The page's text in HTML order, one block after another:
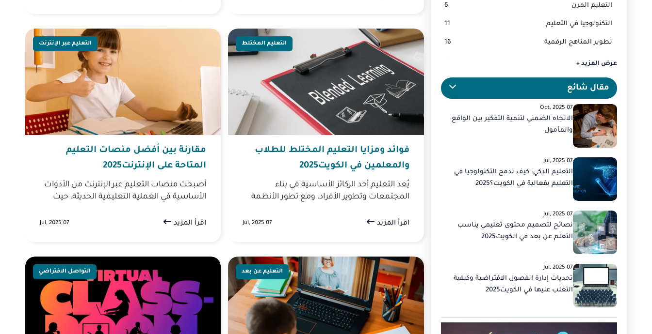
التعليم المرن 6
التكنولوجيا في التعليم 11
تطوير المناهج الرقمية 16
التعليم الذكي
التعليم الشخصي 3
التعليم المتزامن 4
التعليم المختلط
التعلم غير المتزامن
التفاعل في التعليم
التعليم الرقمي
التعليم المهاري
التعليم عبر الفيديو
التعليم مدى الحياة
التعليم المهني
التواصل الافتراضي
محتوى تعليمي 15
عرض المزيد +
مقال شائع
07 Oct, 2025
الاتجاه الضمني لتنمية التفكير بين الواقع
والمأمول
07 Jul, 2025
التعليم الذكي: كيف تدمج التكنولوجيا في
التعليم بفعالية في الكويت؟2025
07 Jul, 2025
نصائح لتصميم محتوى تعليمي يناسب
التعلم عن بعد في الكويت2025
07 Jul, 2025
تحديات إدارة الفصول الافتراضية وكيفية
التغلب عليها في الكويت2025
التعليم المختلط
فوائد ومزايا التعليم المختلط للطلاب
والمعلمين في الكويت2025
يُعد التعليم أحد الركائز الأساسية في بناء
المجتمعات وتطوير الأفراد، ومع تطور الأنظمة
تعليميًا شائعًا يُطبق في ا...
اقرأ المزيد 07 Jul, 2025
التعليم عبر الإنترنت
مقارنة بين أفضل منصات التعليم
المتاحة على الإنترنت2025
أصبحت منصات التعليم عبر الإنترنت من الأدوات
الأساسية في العملية التعليمية الحديثة، حيث
أي وقت. ومع تعدد الخيارات ...
اقرأ المزيد 07 Jul, 2025
التعليم عن بعد التواصل الافتراضي